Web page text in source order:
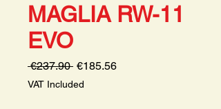
MAGLIA RW-11
EVO
€237.90 Regular
Price
€185.56Sale
VAT Included